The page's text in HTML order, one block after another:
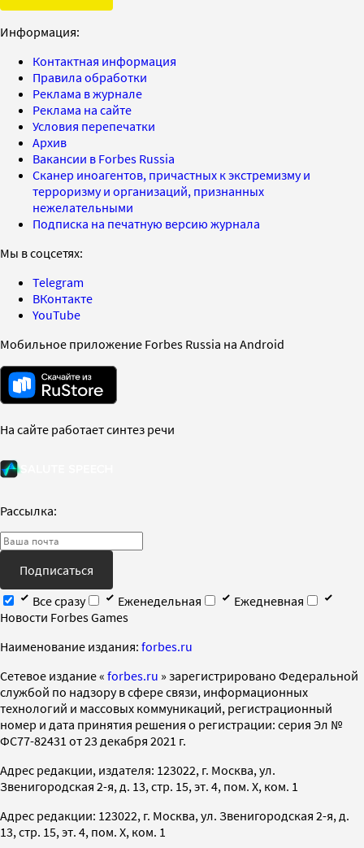
Информация:
Контактная информация
Правила обработки
Реклама в журнале
Реклама на сайте
Условия перепечатки
Архив
Вакансии в Forbes Russia
Сканер иноагентов, причастных к экстремизму и
терроризму и организаций, признанных
нежелательными
Подписка на печатную версию журнала
Мы в соцсетях:
Telegram
ВКонтакте
YouTube
Мобильное приложение Forbes Russia на Android
На сайте работает синтез речи
Рассылка:
Подписаться
Все сразу
Еженедельная
Ежедневная
Новости Forbes Games
Наименование издания: forbes.ru
Cетевое издание « forbes.ru » зарегистрировано Федеральной
службой по надзору в сфере связи, информационных
технологий и массовых коммуникаций, регистрационный
номер и дата принятия решения о регистрации: серия Эл №
ФС77-82431 от 23 декабря 2021 г.
Адрес редакции, издателя: 123022, г. Москва, ул.
Звенигородская 2-я, д. 13, стр. 15, эт. 4, пом. X, ком. 1
Адрес редакции: 123022, г. Москва, ул. Звенигородская 2-я, д.
13, стр. 15, эт. 4, пом. X, ком. 1